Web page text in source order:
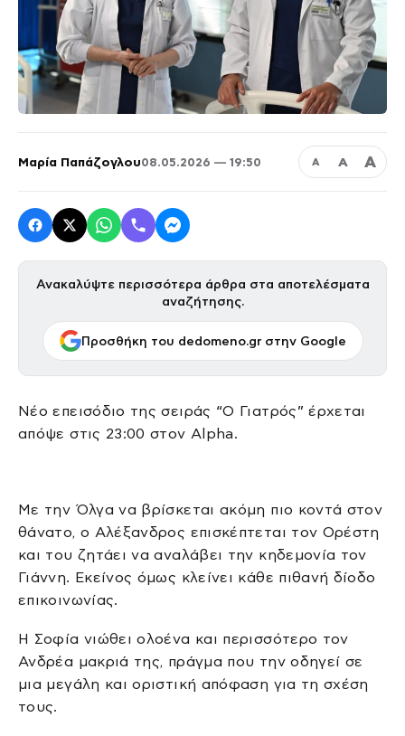
Μαρία Παπάζογλου08.05.2026 — 19:50 Α Α Α
Ανακαλύψτε περισσότερα άρθρα στα αποτελέσματα
αναζήτησης.
Προσθήκη του dedomeno.gr στην Google
Νέο επεισόδιο της σειράς “Ο Γιατρός” έρχεται
απόψε στις 23:00 στον Alpha.
Με την Όλγα να βρίσκεται ακόμη πιο κοντά στον
θάνατο, ο Αλέξανδρος επισκέπτεται τον Ορέστη
και του ζητάει να αναλάβει την κηδεμονία τον
Γιάννη. Εκείνος όμως κλείνει κάθε πιθανή δίοδο
επικοινωνίας.
Η Σοφία νιώθει ολοένα και περισσότερο τον
Ανδρέα μακριά της, πράγμα που την οδηγεί σε
μια μεγάλη και οριστική απόφαση για τη σχέση
τους.